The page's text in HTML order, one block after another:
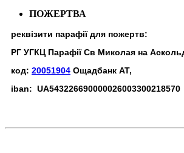
ПОЖЕРТВА
реквізити парафії для пожертв:
РГ УГКЦ Парафії Св Миколая на
код: 20051904 Ощадбанк АТ,
iban: UA543226690000026003300218570